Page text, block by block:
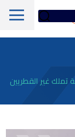
تملك غير القطريين